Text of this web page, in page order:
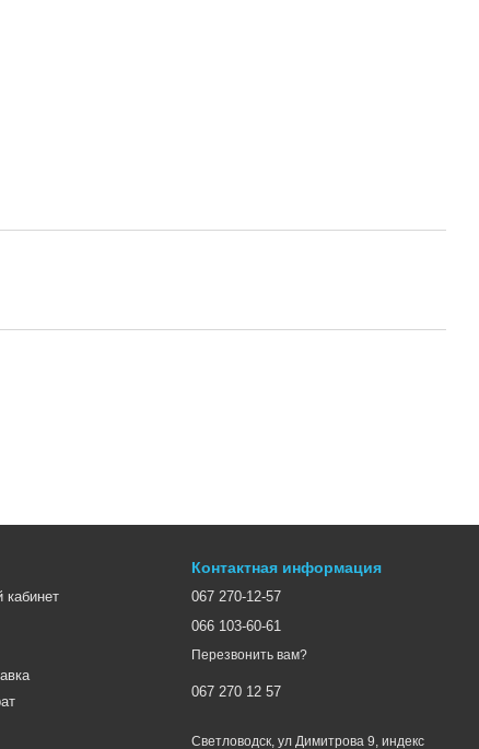
кабинет
Контактная информация
067 270-12-57
066 103-60-61
Перезвонить вам?
067 270 12 57
Светловодск, ул Димитрова 9, индекс